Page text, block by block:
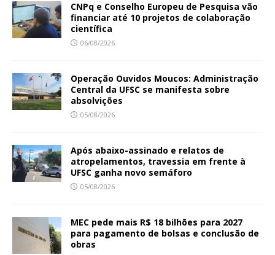
CNPq e Conselho Europeu de Pesquisa vão
financiar até 10 projetos de colaboração
científica
06/08/2026
Operação Ouvidos Moucos: Administração
Central da UFSC se manifesta sobre
absolvições
05/08/2026
Após abaixo-assinado e relatos de
atropelamentos, travessia em frente à
UFSC ganha novo semáforo
05/08/2026
MEC pede mais R$ 18 bilhões para 2027
para pagamento de bolsas e conclusão de
obras